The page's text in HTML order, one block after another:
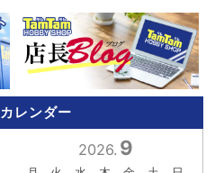
レンダー
2026. 9